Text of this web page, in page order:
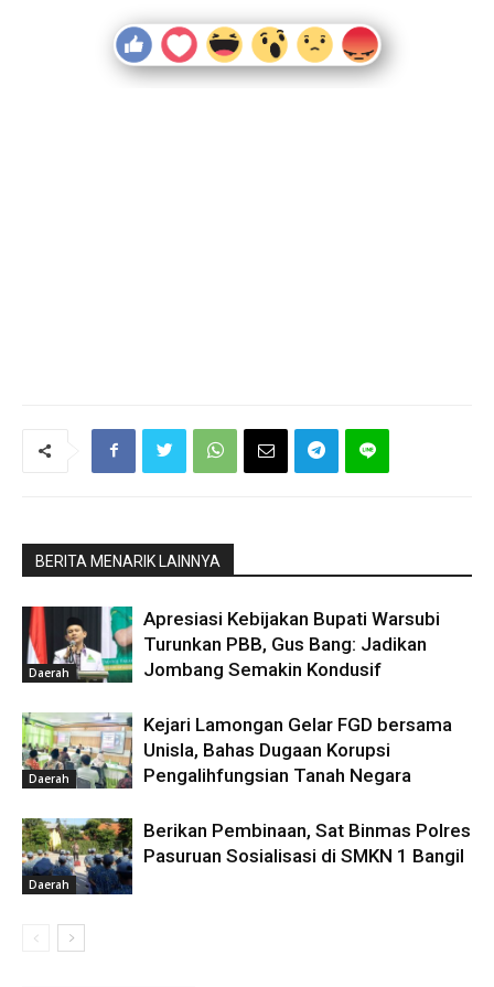
BERITA MENARIK LAINNYA
Daerah
Apresiasi Kebijakan Bupati Warsubi
Turunkan PBB, Gus Bang: Jadikan
Jombang Semakin Kondusif
Daerah
Kejari Lamongan Gelar FGD bersama
Unisla, Bahas Dugaan Korupsi
Pengalihfungsian Tanah Negara
Daerah
Berikan Pembinaan, Sat Binmas Polres
Pasuruan Sosialisasi di SMKN 1 Bangil